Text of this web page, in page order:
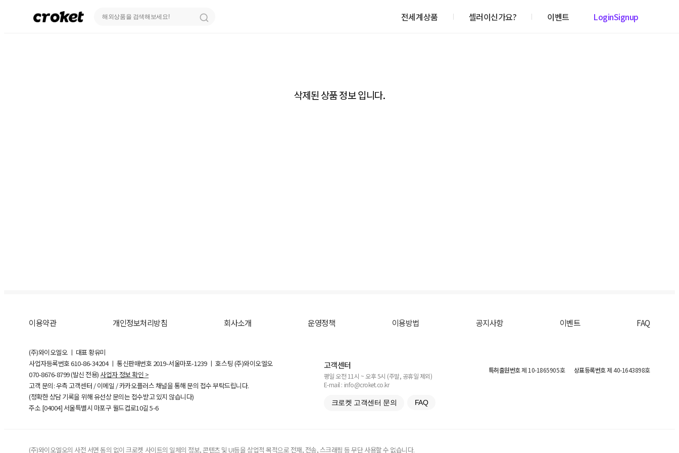
전세계상품 셀러이신가요? 이벤트 LoginSignup
삭제된 상품 정보 입니다.
이용약관 개인정보처리방침 회사소개 운영정책 이용방법 공지사항 이벤트 FAQ
(주)와이오엘오 ㅣ 대표 황유미
사업자등록번호610-86-34204ㅣ 통신판매번호 2019-서울마포-1239 ㅣ 호스팅 (주)와이오엘오
070-8676-8799 (발신 전용) 사업자 정보 확인 >
고객 문의: 우측 고객센터 / 이메일 / 카카오플러스 채널을 통해 문의 접수 부탁드립니다.
(정확한 상담 기록을 위해 유선상 문의는 접수받고 있지 않습니다)
주소 [04004] 서울특별시 마포구 월드컵로10길5-6
고객센터
평일 오전 11시 ~ 오후 5시 (주말, 공휴일 제외)
E-mail : info@croket.co.kr
크로켓 고객센터 문의 FAQ
특허출원번호제 10-1865905호 상표등록번호제 40-1643898호
(주)와이오엘오의 사전 서면 동의 없이 크로켓 사이트의 일체의 정보, 콘텐츠 및 UI등을 상업적 목적으로 전재, 전송, 스크래핑 등 무단 사용할 수 없습니다.